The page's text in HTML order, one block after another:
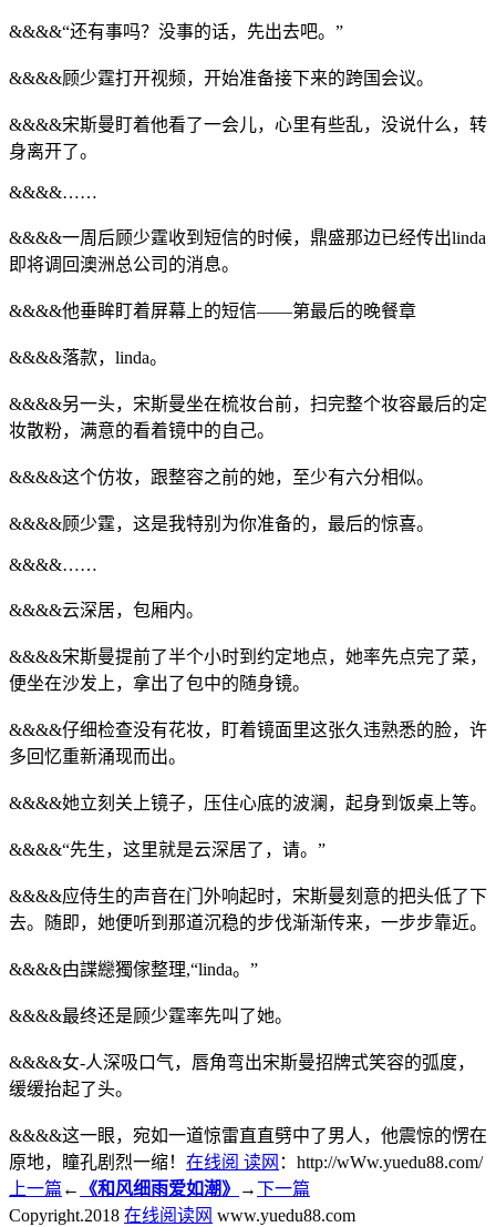
&&&&“还有事吗？没事的话，先出去吧。”
&&&&顾少霆打开视频，开始准备接下来的跨国会议。
&&&&宋斯曼盯着他看了一会儿，心里有些乱，没说什么，转
身离开了。
&&&&……
&&&&一周后顾少霆收到短信的时候，鼎盛那边已经传出linda
即将调回澳洲总公司的消息。
&&&&他垂眸盯着屏幕上的短信——第最后的晚餐章
&&&&落款，linda。
&&&&另一头，宋斯曼坐在梳妆台前，扫完整个妆容最后的定
妆散粉，满意的看着镜中的自己。
&&&&这个仿妆，跟整容之前的她，至少有六分相似。
&&&&顾少霆，这是我特别为你准备的，最后的惊喜。
&&&&……
&&&&云深居，包厢内。
&&&&宋斯曼提前了半个小时到约定地点，她率先点完了菜，
便坐在沙发上，拿出了包中的随身镜。
&&&&仔细检查没有花妆，盯着镜面里这张久违熟悉的脸，许
多回忆重新涌现而出。
&&&&她立刻关上镜子，压住心底的波澜，起身到饭桌上等。
&&&&“先生，这里就是云深居了，请。”
&&&&应侍生的声音在门外响起时，宋斯曼刻意的把头低了下
去。随即，她便听到那道沉稳的步伐渐渐传来，一步步靠近。
&&&&甴諜纞獨傢整理,“linda。”
&&&&最终还是顾少霆率先叫了她。
&&&&女-人深吸口气，唇角弯出宋斯曼招牌式笑容的弧度，
缓缓抬起了头。
&&&&这一眼，宛如一道惊雷直直劈中了男人，他震惊的愣在
原地，瞳孔剧烈一缩！ 在线阅 读网 ：http://wWw.yuedu88.com/
上一篇 ← 《和风细雨爱如潮》 →下一篇
Copyright.2018 在线阅读网 www.yuedu88.com